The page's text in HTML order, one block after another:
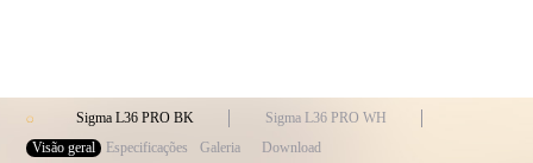
Sigma L36 PRO BK
Sigma L36 PRO WH
Visão geral
Especificações Galeria Download